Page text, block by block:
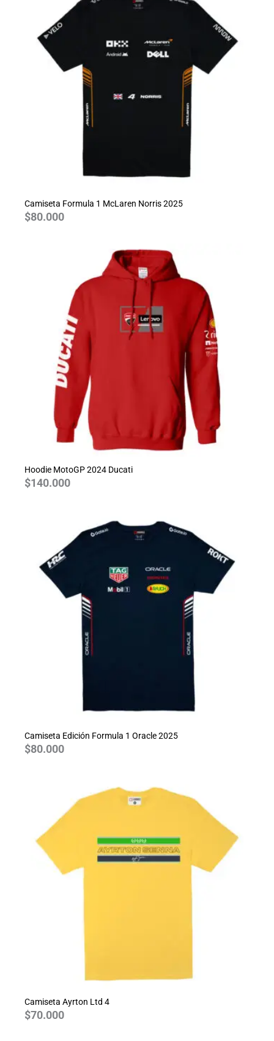
Camiseta Formula 1 McLaren Norris 2025
$80.000
Hoodie MotoGP 2024 Ducati
$140.000
Camiseta Edición Formula 1 Oracle 2025
$80.000
Camiseta Ayrton Ltd 4
$70.000